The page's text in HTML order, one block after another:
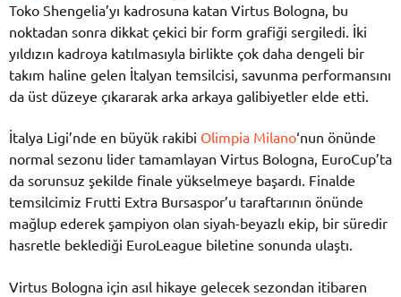
Toko Shengelia’yı kadrosuna katan Virtus Bologna, bu
noktadan sonra dikkat çekici bir form grafiği sergiledi. İki
yıldızın kadroya katılmasıyla birlikte çok daha dengeli bir
takım haline gelen İtalyan temsilcisi, savunma performansını
da üst düzeye çıkararak arka arkaya galibiyetler elde etti.
İtalya Ligi’nde en büyük rakibi Olimpia Milano‘nun önünde
normal sezonu lider tamamlayan Virtus Bologna, EuroCup’ta
da sorunsuz şekilde finale yükselmeye başardı. Finalde
temsilcimiz Frutti Extra Bursaspor’u taraftarının önünde
mağlup ederek şampiyon olan siyah-beyazlı ekip, bir süredir
hasretle beklediği EuroLeague biletine sonunda ulaştı.
Virtus Bologna için asıl hikaye gelecek sezondan itibaren